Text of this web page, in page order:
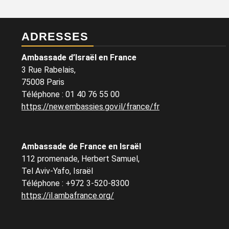
ADRESSES
Ambassade d’Israël en France
3 Rue Rabelais,
75008 Paris
Téléphone : 01 40 76 55 00
https://new.embassies.gov.il/france/fr
Ambassade de France en Israël
112 promenade, Herbert Samuel,
Tel Aviv-Yafo, Israël
Téléphone : +972 3-520-8300
https://il.ambafrance.org/